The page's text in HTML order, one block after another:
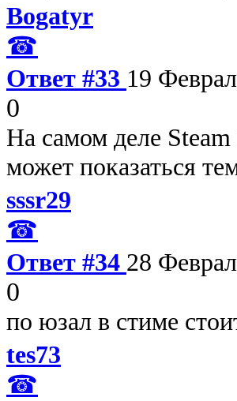
Bogatyr
☎
Ответ #33 19
0
На самом деле
может показаться
sssr29
☎
Ответ #34 28
0
по юзал в стиме
tes73
☎